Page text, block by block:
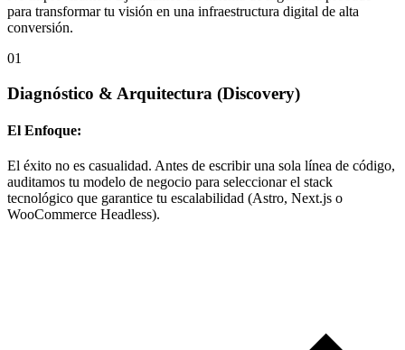
para transformar tu visión en una infraestructura digital de alta
conversión.
01
Diagnóstico & Arquitectura (Discovery)
El Enfoque:
El éxito no es casualidad. Antes de escribir una sola línea de código,
auditamos tu modelo de negocio para seleccionar el stack
tecnológico que garantice tu escalabilidad (Astro, Next.js o
WooCommerce Headless).